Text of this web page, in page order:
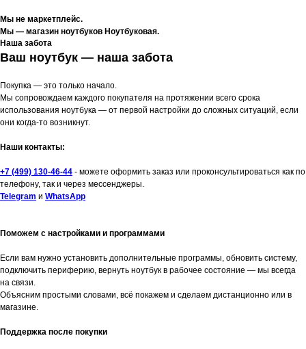
Мы не маркетплейс.
Мы — магазин ноутбуков Ноутбуковая.
Наша забота
Ваш ноутбук — наша забота
Покупка — это только начало.
Мы сопровождаем каждого покупателя на протяжении всего срока
использования ноутбука — от первой настройки до сложных ситуаций, если
они когда-то возникнут.
Наши контакты:
+7 (499) 130-46-44 - можете оформить заказ или проконсультироваться как по
телефону, так и через мессенджеры.
Telegram и WhatsApp
Поможем с настройками и программами
Если вам нужно установить дополнительные программы, обновить систему,
подключить периферию, вернуть ноутбук в рабочее состояние — мы всегда
на связи.
Объясним простыми словами, всё покажем и сделаем дистанционно или в
магазине.
Поддержка после покупки